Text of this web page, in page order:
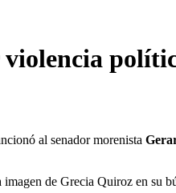
al senador morenista
de Grecia Quiroz en su